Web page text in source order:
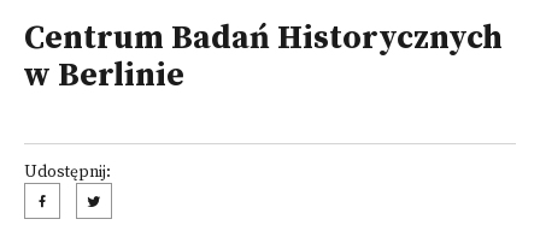
Centrum Badań Historycznych
w Berlinie
Udostępnij: